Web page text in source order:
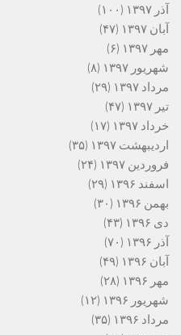
آذر ۱۳۹۷
(۱۰۰)
آبان ۱۳۹۷
(۴۷)
مهر ۱۳۹۷
(۶)
شهریور ۱۳۹۷
(۸)
مرداد ۱۳۹۷
(۲۹)
تیر ۱۳۹۷
(۴۷)
خرداد ۱۳۹۷
(۱۷)
اردیبهشت ۱۳۹۷
(۳۵)
فروردین ۱۳۹۷
(۲۴)
اسفند ۱۳۹۶
(۲۹)
بهمن ۱۳۹۶
(۳۰)
دی ۱۳۹۶
(۴۳)
آذر ۱۳۹۶
(۷۰)
آبان ۱۳۹۶
(۴۹)
مهر ۱۳۹۶
(۲۸)
شهریور ۱۳۹۶
(۱۲)
مرداد ۱۳۹۶
(۳۵)